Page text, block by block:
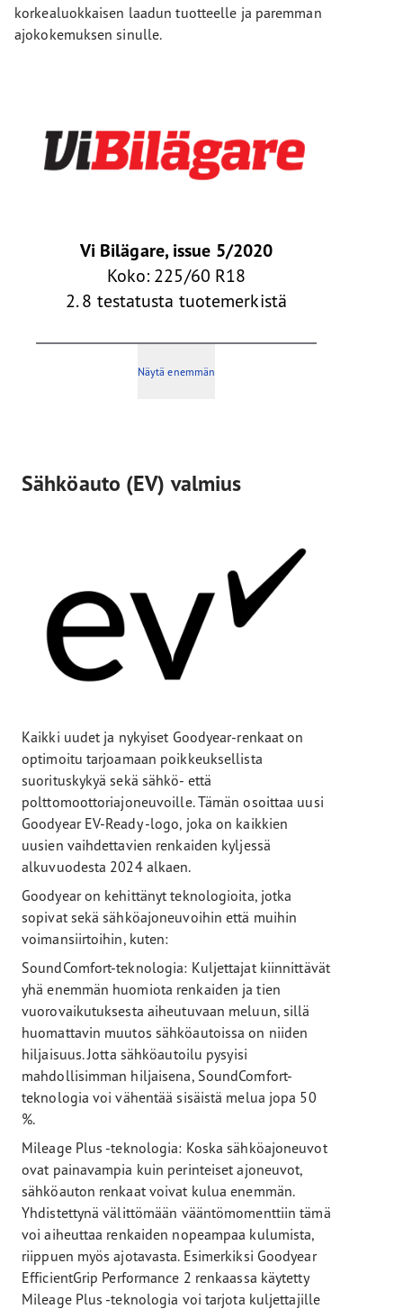
korkealuokkaisen laadun tuotteelle ja paremman
ajokokemuksen sinulle.
Vi Bilägare, issue 5/2020
Koko: 225/60 R18
2. 8 testatusta tuotemerkistä
Näytä enemmän
Sähköauto (EV) valmius
Kaikki uudet ja nykyiset Goodyear-renkaat on
optimoitu tarjoamaan poikkeuksellista
suorituskykyä sekä sähkö- että
polttomoottoriajoneuvoille. Tämän osoittaa uusi
Goodyear EV-Ready -logo, joka on kaikkien
uusien vaihdettavien renkaiden kyljessä
alkuvuodesta 2024 alkaen.
Goodyear on kehittänyt teknologioita, jotka
sopivat sekä sähköajoneuvoihin että muihin
voimansiirtoihin, kuten:
SoundComfort-teknologia: Kuljettajat kiinnittävät
yhä enemmän huomiota renkaiden ja tien
vuorovaikutuksesta aiheutuvaan meluun, sillä
huomattavin muutos sähköautoissa on niiden
hiljaisuus. Jotta sähköautoilu pysyisi
mahdollisimman hiljaisena, SoundComfort-
teknologia voi vähentää sisäistä melua jopa 50
%.
Mileage Plus -teknologia: Koska sähköajoneuvot
ovat painavampia kuin perinteiset ajoneuvot,
sähköauton renkaat voivat kulua enemmän.
Yhdistettynä välittömään vääntömomenttiin tämä
voi aiheuttaa renkaiden nopeampaa kulumista,
riippuen myös ajotavasta. Esimerkiksi Goodyear
EfficientGrip Performance 2 renkaassa käytetty
Mileage Plus -teknologia voi tarjota kuljettajille